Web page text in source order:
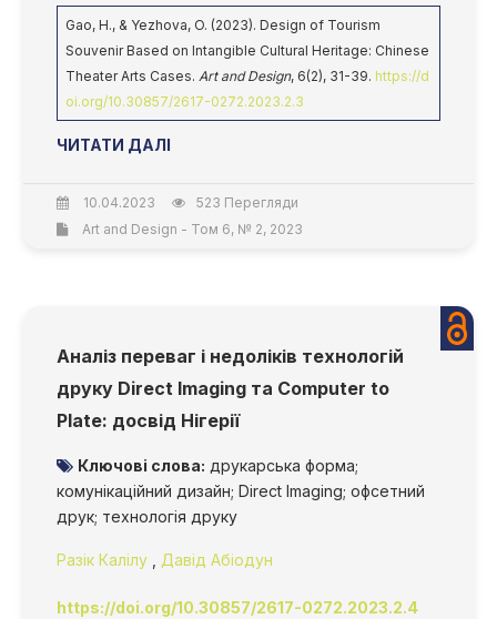
Gao, H., & Yezhova, O. (2023). Design of Tourism
Souvenir Based on Intangible Cultural Heritage: Chinese
Theater Arts Cases. Art and Design, 6(2), 31-39. https://d
oi.org/10.30857/2617-0272.2023.2.3
ЧИТАТИ ДАЛІ
10.04.2023
523 Перегляди
Art and Design - Том 6, № 2, 2023
Аналіз переваг і недоліків технологій
друку Direct Imaging та Computer to
Plate: досвід Нігерії
Ключові слова: друкарська форма;
комунікаційний дизайн; Direct Imaging; офсетний
друк; технологія друку
Разік Калілу Давід Абіодун
https://doi.org/10.30857/2617-0272.2023.2.4